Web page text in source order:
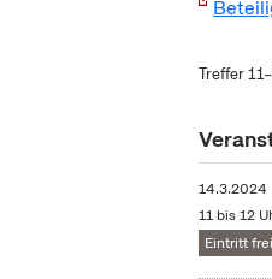
Treffer
14.3.2024
11 bis 12
Eintritt frei